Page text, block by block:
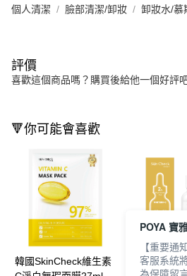
個人清潔 臉部清潔/卸妝 卸妝水/慕
評價
喜歡這個商品嗎？購買後給他一個好評
🔻你可能會喜歡
韓國SkinCheck維生素
韓國
POYA 寶
【重要通
客服系統
為保障留